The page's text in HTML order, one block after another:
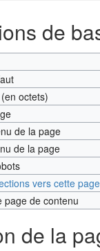
de
octets)
de la page
de la page
vers cette page
page de contenu
de la